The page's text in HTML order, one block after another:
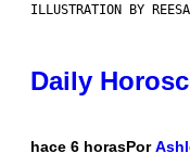
ILLUSTRATION BY
Daily
hace 6 horasPor